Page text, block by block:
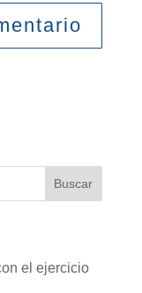
el ejercicio